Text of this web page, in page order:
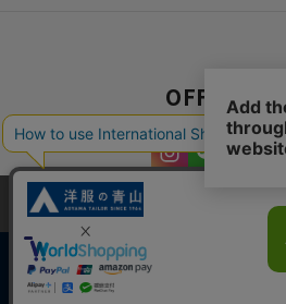
OFFICIAL
当サイトでは、快適な閲覧体験とコンテ
しています。閲覧を続けることで、
します。詳細については